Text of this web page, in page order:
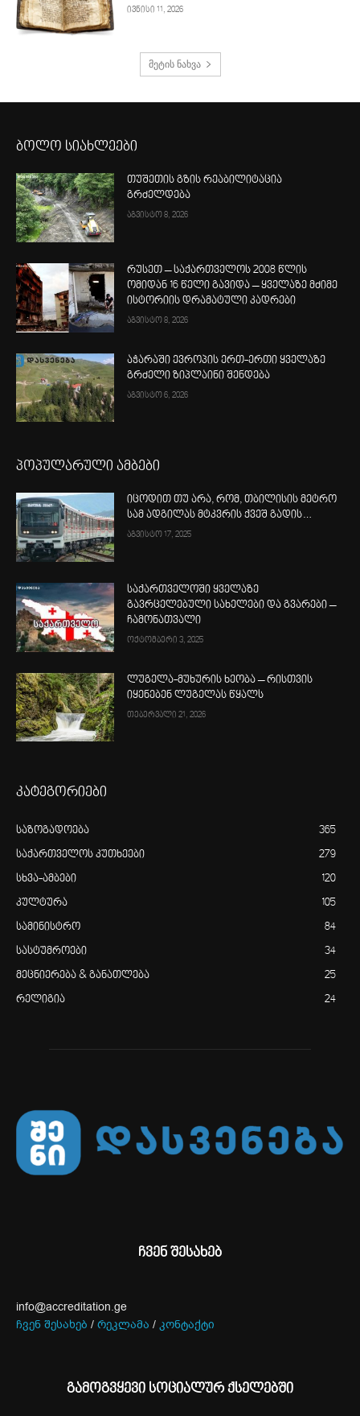
ივნისი 11, 2026
მეტის ნახვა
ბოლო სიახლეები
თუშეთის გზის რეაბილიტაცია
გრძელდება
აგვისტო 8, 2026
რუსეთ – საქართველოს 2008 წლის
ომიდან 16 წელი გავიდა – ყველაზე მძიმე
ისტორიის დრამატული კადრები
აგვისტო 8, 2026
აჭარაში ევროპის ერთ-ერთი ყველაზე
გრძელი ზიპლაინი შენდება
აგვისტო 6, 2026
პოპულარული ამბები
იცოდით თუ არა, რომ, თბილისის მეტრო
სამ ადგილას მტკვრის ქვეშ გადის…
აგვისტო 17, 2025
საქართველოში ყველაზე
გავრცელებული სახელები და გვარები –
ჩამონათვალი
ოქტომბერი 3, 2025
ლუგელა-მუხურის ხეობა – რისთვის
იყენებენ ლუგელას წყალს
თებერვალი 21, 2026
კატეგორიები
საზოგადოება 365
საქართველოს კუთხეები 279
სხვა-ამბები 120
კულტურა 105
სამინისტრო 84
სასტუმროები 34
მეცნიერება & განათლება 25
რელიგია 24
ჩვენ შესახებ
info@accreditation.ge
ჩვენ შესახებ / რეკლამა / კონტაქტი
გამოგვყევი სოციალურ ქსელებში